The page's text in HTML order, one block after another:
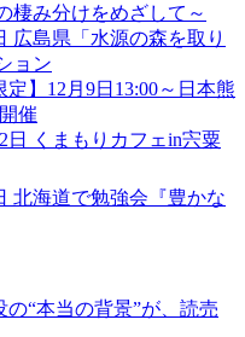
み分けをめざして～
広島県「水源の森を取り
ョン
定】12月9日13:00～日本熊
催
日 くまもりカフェin宍粟
北海道で勉強会『豊かな
の“本当の背景”が、読売